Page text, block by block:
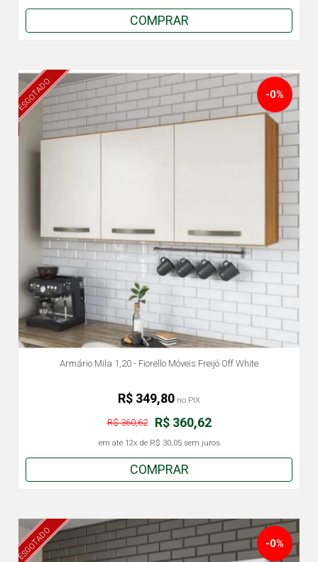
COMPRAR
ESGOTADO
Armário Mila 1,20 - Fiorello Móveis Freijó Off White
-0%
R$ 360,62
R$ 360,62
em até 12x de R$ 30,05sem juros
R$ 349,80 no PIX
COMPRAR
ESGOTADO -0%